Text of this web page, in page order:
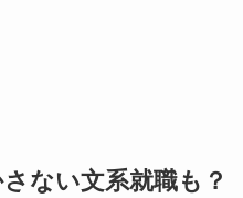
ない文系就職も？